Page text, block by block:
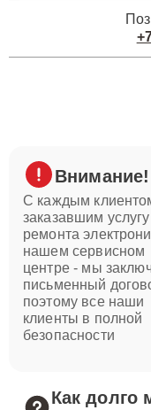
Внимание!
С каждым
заказавшим услугу
ремонта
нашем сервисном
центре - мы
письменный
поэтому все наши
клиенты в полной
безопасности
Как долго